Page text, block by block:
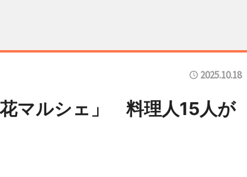
2025.10.18
マルシェ」 料理人15人が